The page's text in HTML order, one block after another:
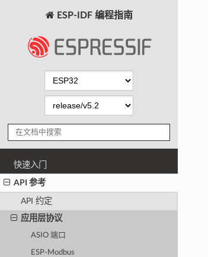
ESP-IDF 编程指南
快速入门
API 参考
API 约定
应用层协议
ASIO 端口
ESP-Modbus